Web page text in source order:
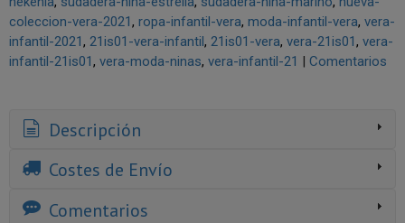
coleccion-vera-2021 ropa-infantil-vera moda-infantil-vera vera-
infantil-2021 21is01-vera-infantil 21is01-vera vera-21is01 vera-
infantil-21is01 vera-moda-ninas vera-infantil-21 | Comentarios
Descripción
Costes de Envío
Comentarios